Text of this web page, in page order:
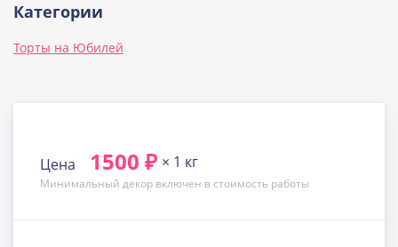
Категории
Торты на Юбилей
Цена 1500 ₽ × 1 кг
Минимальный декор включен в стоимость работы